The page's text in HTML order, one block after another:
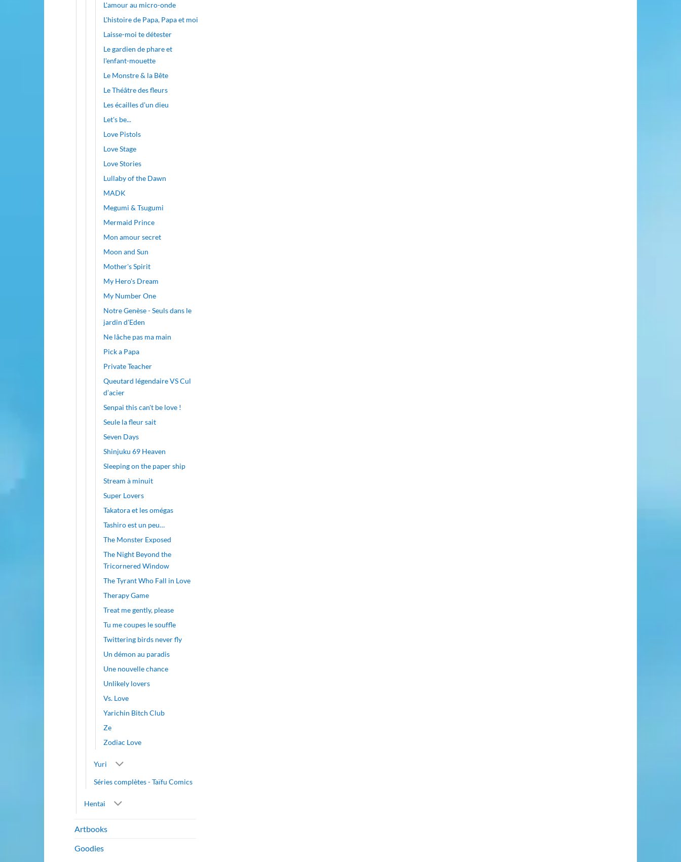
L'amour au micro-onde
L'histoire de Papa, Papa et moi
Laisse-moi te détester
Le gardien de phare et
l'enfant-mouette
Le Monstre & la Bête
Le Théâtre des fleurs
Les écailles d'un dieu
Let's be...
Love Pistols
Love Stage
Love Stories
Lullaby of the Dawn
MADK
Megumi & Tsugumi
Mermaid Prince
Mon amour secret
Moon and Sun
Mother's Spirit
My Hero's Dream
My Number One
Notre Genèse - Seuls dans le
jardin d'Eden
Ne lâche pas ma main
Pick a Papa
Private Teacher
Queutard légendaire VS Cul
d’acier
Senpai this can't be love !
Seule la fleur sait
Seven Days
Shinjuku 69 Heaven
Sleeping on the paper ship
Stream à minuit
Super Lovers
Takatora et les omégas
Tashiro est un peu…
The Monster Exposed
The Night Beyond the
Tricornered Window
The Tyrant Who Fall in Love
Therapy Game
Treat me gently, please
Tu me coupes le souffle
Twittering birds never fly
Un démon au paradis
Une nouvelle chance
Unlikely lovers
Vs. Love
Yarichin Bitch Club
Ze
Zodiac Love
Yuri
Séries complètes - Taïfu Comics
Hentai
Artbooks
Goodies